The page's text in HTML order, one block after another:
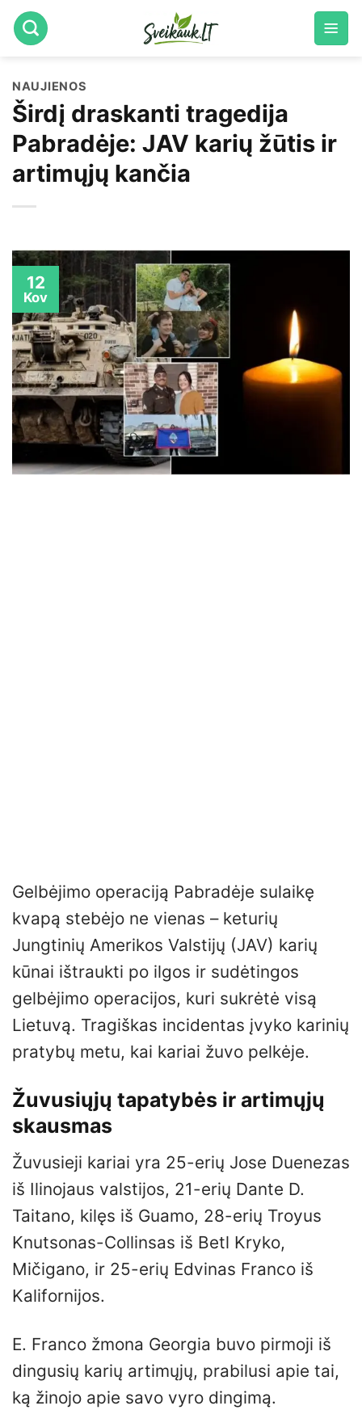
Skip
to
NAUJIENOS
Širdį draskanti tragedija
Pabradėje: JAV karių žūtis ir
artimųjų kančia
12
Kov
Gelbėjimo operaciją Pabradėje sulaikę
kvapą stebėjo ne vienas – keturių
Jungtinių Amerikos Valstijų (JAV) karių
kūnai ištraukti po ilgos ir sudėtingos
gelbėjimo operacijos, kuri sukrėtė visą
Lietuvą. Tragiškas incidentas įvyko karinių
pratybų metu, kai kariai žuvo pelkėje.
Žuvusiųjų tapatybės ir artimųjų
skausmas
Žuvusieji kariai yra 25-erių Jose Duenezas
iš Ilinojaus valstijos, 21-erių Dante D.
Taitano, kilęs iš Guamo, 28-erių Troyus
Knutsonas-Collinsas iš Betl Kryko,
Mičigano, ir 25-erių Edvinas Franco iš
Kalifornijos.
E. Franco žmona Georgia buvo pirmoji iš
dingusių karių artimųjų, prabilusi apie tai,
ką žinojo apie savo vyro dingimą.